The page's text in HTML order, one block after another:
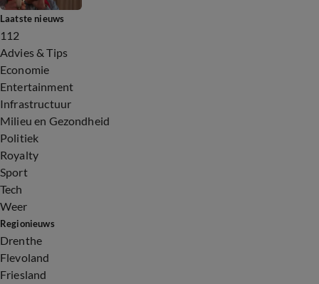
Laatste nieuws
112
Advies & Tips
Economie
Entertainment
Infrastructuur
Milieu en Gezondheid
Politiek
Royalty
Sport
Tech
Weer
Regionieuws
Drenthe
Flevoland
Friesland